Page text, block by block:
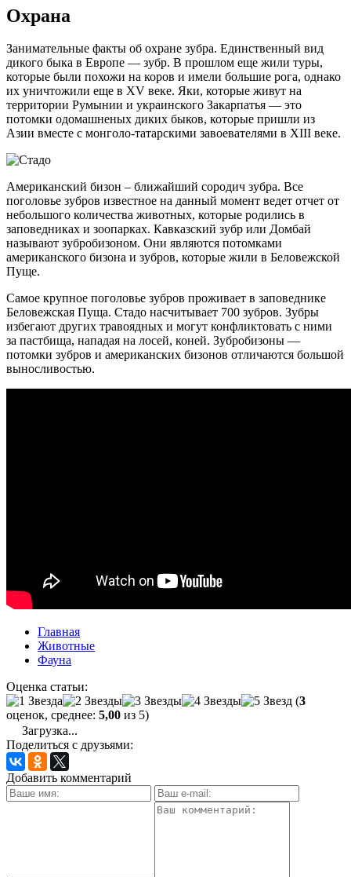
Охрана
Занимательные факты об охране зубра. Единственный вид
дикого быка в Европе — зубр. В прошлом еще жили туры,
которые были похожи на коров и имели большие рога, однако
их уничтожили еще в ХV веке. Яки, которые живут на
территории Румынии и украинского Закарпатья — это
потомки одомашненых диких быков, которые пришли из
Азии вместе с монголо-татарскими завоевателями в ХІІІ веке.
Американский бизон – ближайший сородич зубра. Все
поголовье зубров известное на данный момент ведет отчет от
небольшого количества животных, которые родились в
заповедниках и зоопарках. Кавказский зубр или Домбай
называют зубробизоном. Они являются потомками
американского бизона и зубров, которые жили в Беловежской
Пуще.
Самое крупное поголовье зубров проживает в заповеднике
Беловежская Пуща. Стадо насчитывает 700 зубров. Зубры
избегают других травоядных и могут конфликтовать с ними
за пастбища, нападая на лосей, коней. Зубробизоны —
потомки зубров и американских бизонов отличаются большой
выносливостью.
Главная
Животные
Фауна
Оценка статьи:
(3
оценок, среднее: 5,00 из 5)
Загрузка...
Поделиться с друзьями:
Добавить комментарий